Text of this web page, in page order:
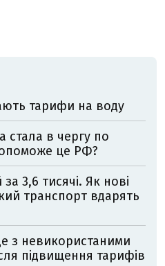
тарифи на воду
в чергу по
це РФ?
3,6 тисячі. Як нові
транспорт вдарять
з невикористаними
підвищення тарифів